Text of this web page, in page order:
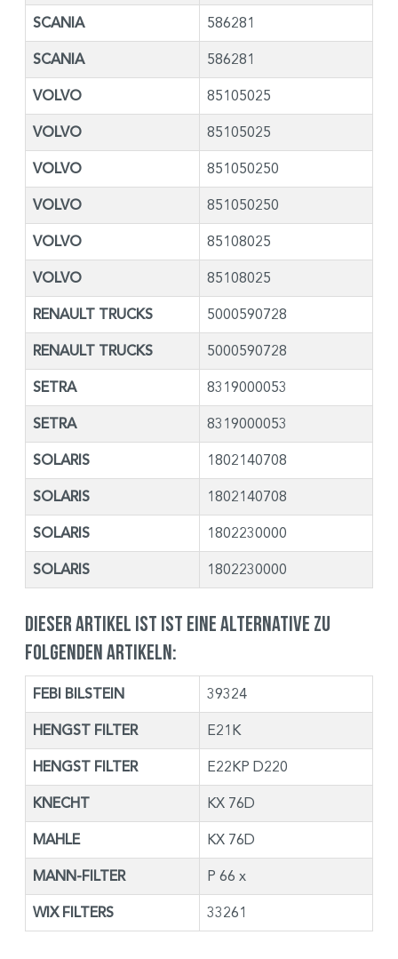
SCANIA 586281
SCANIA 586281
VOLVO 85105025
VOLVO 85105025
VOLVO 851050250
VOLVO 851050250
VOLVO 85108025
VOLVO 85108025
RENAULT TRUCKS 5000590728
RENAULT TRUCKS 5000590728
SETRA 8319000053
SETRA 8319000053
SOLARIS 1802140708
SOLARIS 1802140708
SOLARIS 1802230000
SOLARIS 1802230000
Dieser Artikel ist ist eine Alternative zu
folgenden Artikeln:
FEBI BILSTEIN 39324
HENGST FILTER E21K
HENGST FILTER E22KP D220
KNECHT KX 76D
MAHLE KX 76D
MANN-FILTER P 66 x
WIX FILTERS 33261